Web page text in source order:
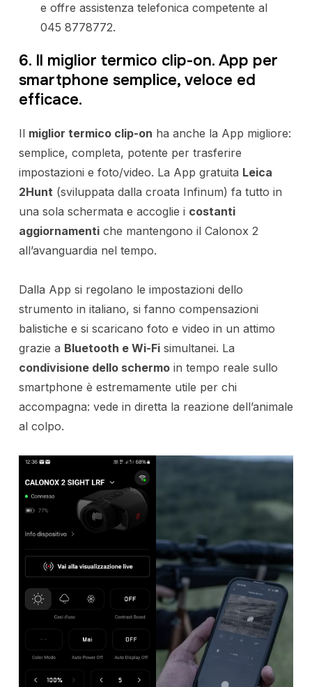
e offre assistenza telefonica competente al
045 8778772.
6. Il miglior termico clip-on. App per
smartphone semplice, veloce ed
efficace.
Il miglior termico clip-on ha anche la App migliore:
semplice, completa, potente per trasferire
impostazioni e foto/video. La App gratuita Leica
2Hunt(sviluppata dalla croata Infinum) fa tutto in
una sola schermata e accoglie i costanti
aggiornamentiche mantengono il Calonox 2
all’avanguardia nel tempo.
Dalla App si regolano le impostazioni dello
strumento in italiano, si fanno compensazioni
balistiche e si scaricano foto e video in un attimo
grazie a Bluetooth e Wi-Fisimultanei. La
condivisione dello schermoin tempo reale sullo
smartphone è estremamente utile per chi
accompagna: vede in diretta la reazione dell’animale
al colpo.